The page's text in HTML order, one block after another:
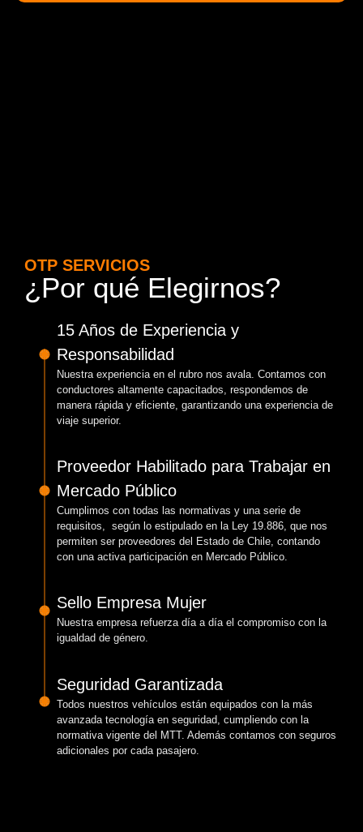
OTP SERVICIOS
¿Por qué Elegirnos?
15 Años de Experiencia y
Responsabilidad
Nuestra experiencia en el rubro nos avala. Contamos con
conductores altamente capacitados, respondemos de
manera rápida y eficiente, garantizando una experiencia de
viaje superior.
Proveedor Habilitado para Trabajar en
Mercado Público
Cumplimos con todas las normativas y una serie de
requisitos, según lo estipulado en la Ley 19.886, que nos
permiten ser proveedores del Estado de Chile, contando
con una activa participación en Mercado Público.
Sello Empresa Mujer
Nuestra empresa refuerza día a día el compromiso con la
igualdad de género.
Seguridad Garantizada
Todos nuestros vehículos están equipados con la más
avanzada tecnología en seguridad, cumpliendo con la
normativa vigente del MTT. Además contamos con seguros
adicionales por cada pasajero.